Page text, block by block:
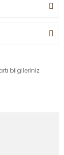
bilgileriniz